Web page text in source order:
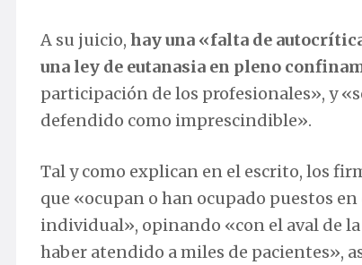
A su juicio, hay una «falta de
una ley de eutanasia en pleno
participación de los profesionales», y
defendido como imprescindible».
Tal y como explican en el escrito, los
que «ocupan o han ocupado puestos
individual», opinando «con el aval de
haber atendido a miles de pacientes»,